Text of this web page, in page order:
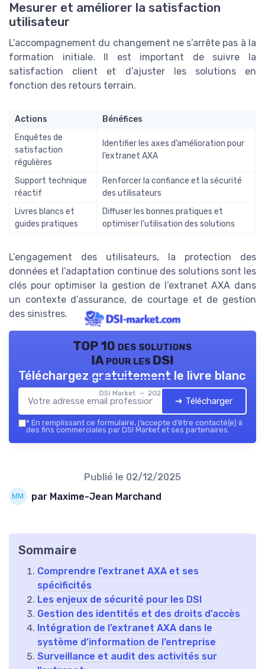
Mesurer et améliorer la satisfaction
utilisateur
L’accompagnement du changement ne s’arrête pas à la
formation initiale. Il est important de suivre la
satisfaction client et d’ajuster les solutions en
fonction des retours terrain.
Actions
Bénéfices
Enquêtes de
satisfaction
régulières
Identifier les axes d’amélioration pour
l’extranet AXA
Support technique
réactif
Renforcer la confiance et la sécurité
des utilisateurs
Livres blancs et
guides pratiques
Diffuser les bonnes pratiques et
optimiser l’utilisation des solutions
L’engagement des utilisateurs, la protection des
données et l’adaptation continue des solutions sont les
clés pour optimiser la gestion de l’extranet AXA dans
un contexte d’assurance, de courtage et de gestion
des sinistres.
TOP 10 des solutions
IA pour les DSI
DSI Market — 2026
Téléchargez gratuitement le livre blanc
➔ Télécharger
* En remplissant ce formulaire, j’accepte d’être contacté(e) à
des fins commerciales par DSI Market et ses partenaires.
Publié le 02/12/2025
par Maxime-Jean Marchand
Sommaire
Comprendre l’extranet AXA et ses
spécificités
Les enjeux de sécurité pour les DSI
Gestion des identités et des droits d’accès
Intégration de l’extranet AXA dans le
système d’information de l’entreprise
Surveillance et audit des activités sur